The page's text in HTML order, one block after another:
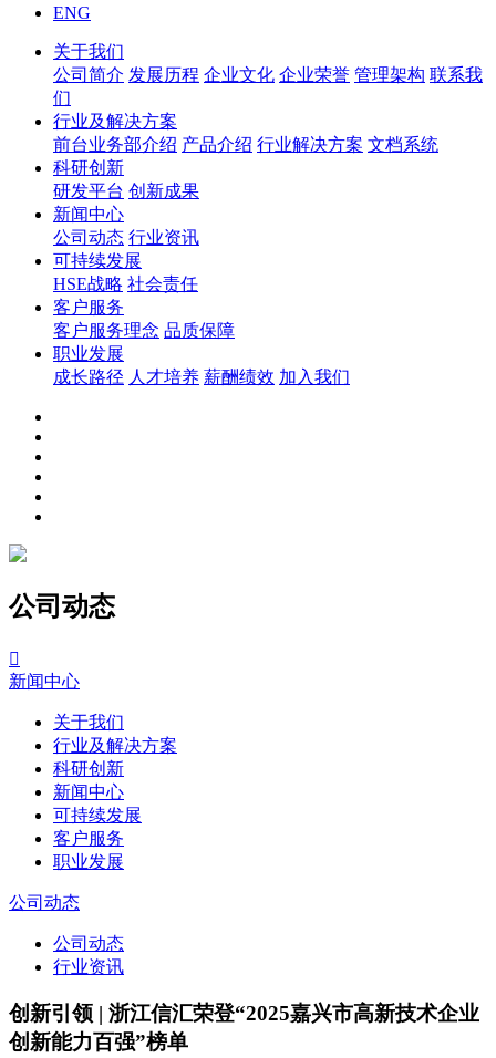
ENG
关于我们
公司简介 发展历程 企业文化 企业荣誉 管理架构 联系我
们
行业及解决方案
前台业务部介绍 产品介绍 行业解决方案 文档系统
科研创新
研发平台 创新成果
新闻中心
公司动态 行业资讯
可持续发展
HSE战略 社会责任
客户服务
客户服务理念 品质保障
职业发展
成长路径 人才培养 薪酬绩效 加入我们
公司动态

新闻中心
关于我们
行业及解决方案
科研创新
新闻中心
可持续发展
客户服务
职业发展
公司动态
公司动态
行业资讯
创新引领 | 浙江信汇荣登“2025嘉兴市高新技术企业
创新能力百强”榜单